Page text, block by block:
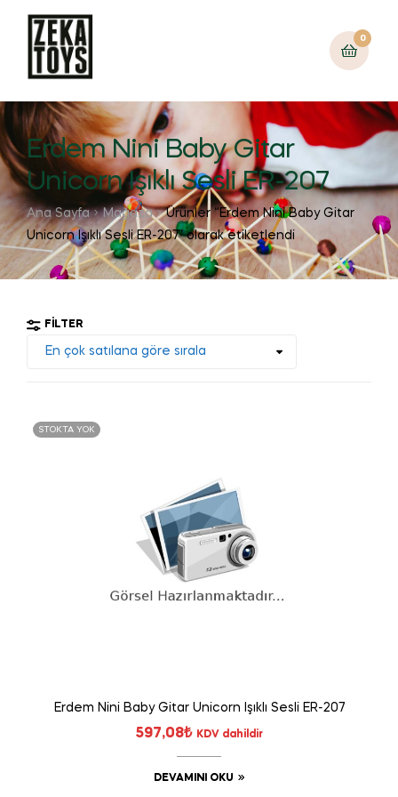
0
Erdem Nini Baby Gitar
Unicorn Işıklı Sesli ER-207
Ana Sayfa Mağaza
Ürünler “Erdem Nini Baby Gitar
Unicorn Işıklı Sesli ER-207” olarak etiketlendi
FILTER
STOKTA YOK
Erdem Nini Baby Gitar Unicorn Işıklı Sesli ER-207
597,08₺ KDV dahildir
DEVAMINI OKU